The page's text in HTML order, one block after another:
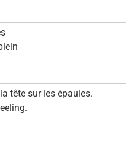
tête sur les épaules.